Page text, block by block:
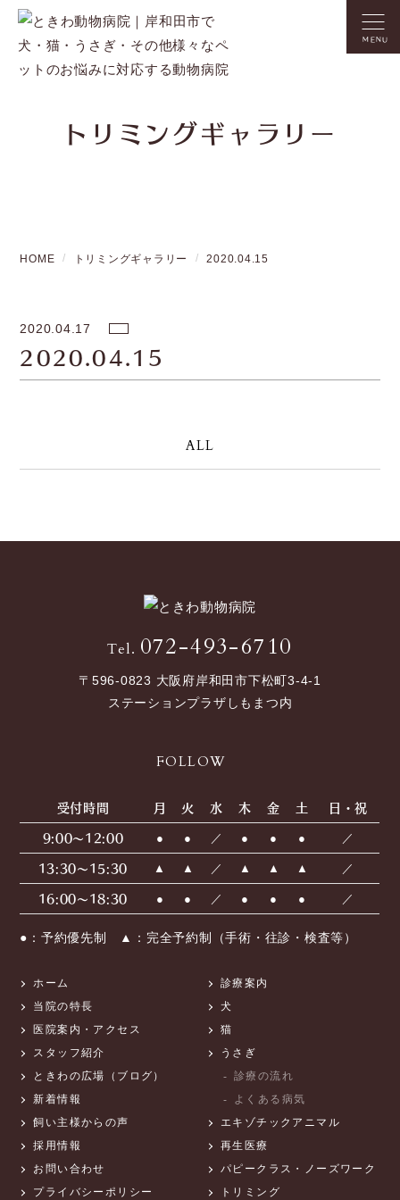
MENU
トリミングギャラリー
HOME トリミングギャラリー 2020.04.15
2020.04.17
2020.04.15
ALL
Tel. 072-493-6710
〒596-0823 大阪府岸和田市下松町3-4-1
ステーションプラザしもまつ内
FOLLOW
受付時間 月 火 水 木 金 土 日・祝
9:00〜12:00 ● ● ／ ● ● ● ／
13:30〜15:30 ▲ ▲ ／ ▲ ▲ ▲ ／
16:00〜18:30 ● ● ／ ● ● ● ／
●：予約優先制 ▲：完全予約制（手術・往診・検査等）
ホーム
当院の特長
医院案内・アクセス
スタッフ紹介
ときわの広場（ブログ）
新着情報
飼い主様からの声
採用情報
お問い合わせ
プライバシーポリシー
診療案内
犬
猫
うさぎ
診療の流れ
よくある病気
エキゾチックアニマル
再生医療
パピークラス・ノーズワーク
トリミング